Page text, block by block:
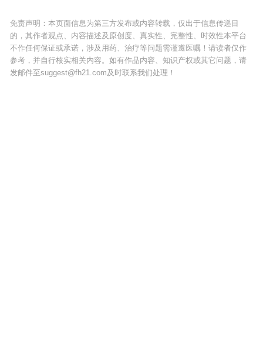
免责声明：本页面信息为第三方发布或内容转载，仅出于信息传递目
的，其作者观点、内容描述及原创度、真实性、完整性、时效性本平台
不作任何保证或承诺，涉及用药、治疗等问题需谨遵医嘱！请读者仅作
参考，并自行核实相关内容。如有作品内容、知识产权或其它问题，请
发邮件至suggest@fh21.com及时联系我们处理！